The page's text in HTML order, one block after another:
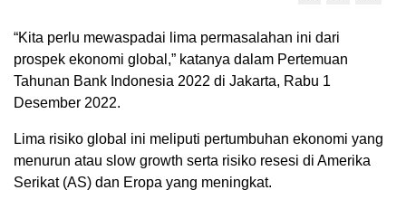
“Kita perlu mewaspadai lima permasalahan ini dari
prospek ekonomi global,” katanya dalam Pertemuan
Tahunan Bank Indonesia 2022 di Jakarta, Rabu 1
Desember 2022.
Lima risiko global ini meliputi pertumbuhan ekonomi yang
menurun atau slow growth serta risiko resesi di Amerika
Serikat (AS) dan Eropa yang meningkat.